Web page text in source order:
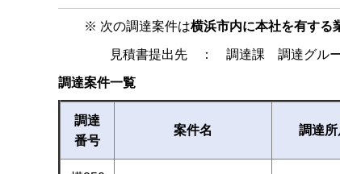
※ 次の調達案件は横浜市内に本社を有する
見積書提出先 ： 調達課 調達グルー
調達案件一覧
調達
番号
案件名 調達所